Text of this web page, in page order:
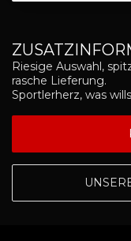
Riesige Auswahl,
rasche Lieferung.
Sportlerherz, was